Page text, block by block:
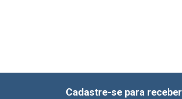
Cadastre-se para